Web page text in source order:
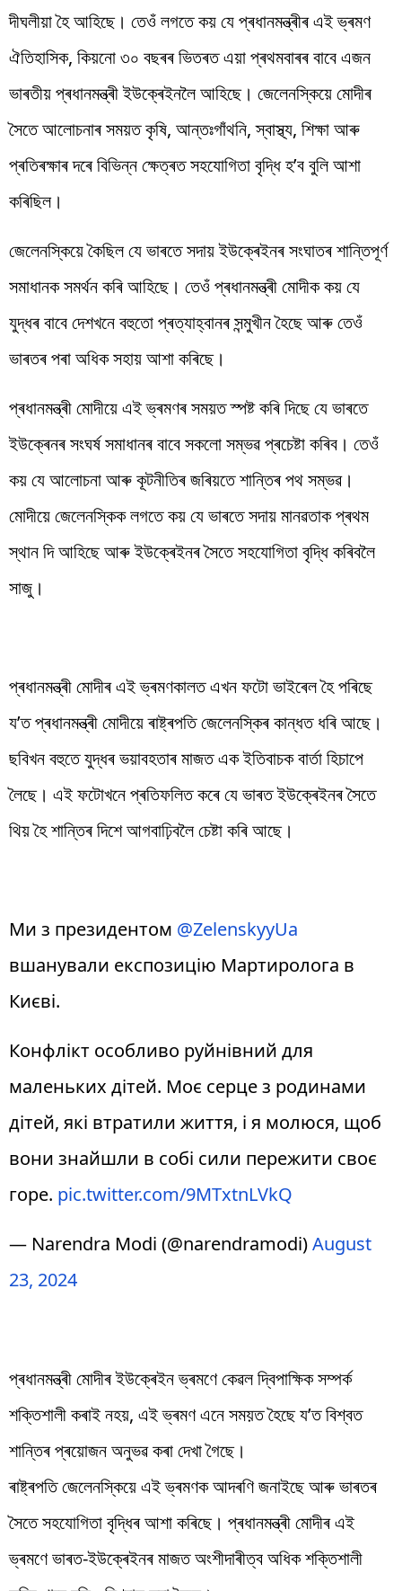
দীঘলীয়া হৈ আহিছে। তেওঁ লগতে কয় যে প্ৰধানমন্ত্ৰীৰ এই ভ্ৰমণ
ঐতিহাসিক, কিয়নো ৩০ বছৰৰ ভিতৰত এয়া প্ৰথমবাৰৰ বাবে এজন
ভাৰতীয় প্ৰধানমন্ত্ৰী ইউক্ৰেইনলৈ আহিছে। জেলেনস্কিয়ে মোদীৰ
সৈতে আলোচনাৰ সময়ত কৃষি, আন্তঃগাঁথনি, স্বাস্থ্য, শিক্ষা আৰু
প্ৰতিৰক্ষাৰ দৰে বিভিন্ন ক্ষেত্ৰত সহযোগিতা বৃদ্ধি হ’ব বুলি আশা
কৰিছিল।
জেলেনস্কিয়ে কৈছিল যে ভাৰতে সদায় ইউক্ৰেইনৰ সংঘাতৰ শান্তিপূৰ্ণ
সমাধানক সমৰ্থন কৰি আহিছে। তেওঁ প্ৰধানমন্ত্ৰী মোদীক কয় যে
যুদ্ধৰ বাবে দেশখনে বহুতো প্ৰত্যাহ্বানৰ সন্মুখীন হৈছে আৰু তেওঁ
ভাৰতৰ পৰা অধিক সহায় আশা কৰিছে।
প্ৰধানমন্ত্ৰী মোদীয়ে এই ভ্ৰমণৰ সময়ত স্পষ্ট কৰি দিছে যে ভাৰতে
ইউক্ৰেনৰ সংঘৰ্ষ সমাধানৰ বাবে সকলো সম্ভৱ প্ৰচেষ্টা কৰিব। তেওঁ
কয় যে আলোচনা আৰু কূটনীতিৰ জৰিয়তে শান্তিৰ পথ সম্ভৱ।
মোদীয়ে জেলেনস্কিক লগতে কয় যে ভাৰতে সদায় মানৱতাক প্ৰথম
স্থান দি আহিছে আৰু ইউক্ৰেইনৰ সৈতে সহযোগিতা বৃদ্ধি কৰিবলৈ
সাজু।
প্ৰধানমন্ত্ৰী মোদীৰ এই ভ্ৰমণকালত এখন ফটো ভাইৰেল হৈ পৰিছে
য’ত প্ৰধানমন্ত্ৰী মোদীয়ে ৰাষ্ট্ৰপতি জেলেনস্কিৰ কান্ধত ধৰি আছে।
ছবিখন বহুতে যুদ্ধৰ ভয়াবহতাৰ মাজত এক ইতিবাচক বাৰ্তা হিচাপে
লৈছে। এই ফটোখনে প্ৰতিফলিত কৰে যে ভাৰত ইউক্ৰেইনৰ সৈতে
থিয় হৈ শান্তিৰ দিশে আগবাঢ়িবলৈ চেষ্টা কৰি আছে।
Ми з президентом @ZelenskyyUa
вшанували експозицію Мартиролога в
Києві.
Конфлікт особливо руйнівний для
маленьких дітей. Моє серце з родинами
дітей, які втратили життя, і я молюся, щоб
вони знайшли в собі сили пережити своє
горе. pic.twitter.com/9MTxtnLVkQ
— Narendra Modi (@narendramodi)August
23, 2024
প্ৰধানমন্ত্ৰী মোদীৰ ইউক্ৰেইন ভ্ৰমণে কেৱল দ্বিপাক্ষিক সম্পৰ্ক
শক্তিশালী কৰাই নহয়, এই ভ্ৰমণ এনে সময়ত হৈছে য’ত বিশ্বত
শান্তিৰ প্ৰয়োজন অনুভৱ কৰা দেখা গৈছে।
ৰাষ্ট্ৰপতি জেলেনস্কিয়ে এই ভ্ৰমণক আদৰণি জনাইছে আৰু ভাৰতৰ
সৈতে সহযোগিতা বৃদ্ধিৰ আশা কৰিছে। প্ৰধানমন্ত্ৰী মোদীৰ এই
ভ্ৰমণে ভাৰত-ইউক্ৰেইনৰ মাজত অংশীদাৰীত্ব অধিক শক্তিশালী